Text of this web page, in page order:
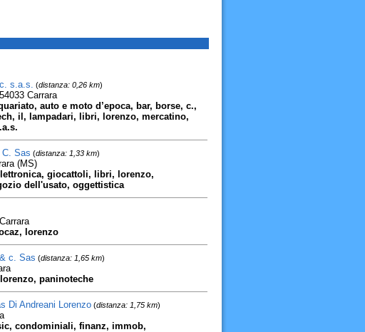
s.a.s. (distanza: 0,26 km)
Carrara
auto e moto d’epoca, bar, borse, c.,
il, lampadari, libri, lorenzo, mercatino,
C. Sas (distanza: 1,33 km)
(MS)
giocattoli, libri, lorenzo,
dell'usato, oggettistica
lorenzo
c. Sas (distanza: 1,65 km)
paninoteche
Di Andreani Lorenzo(distanza: 1,75 km)
condominiali, finanz, immob,